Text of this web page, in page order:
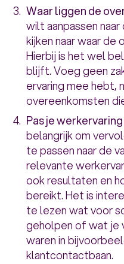
Waar liggen de
wilt aanpassen
kijken naar waar de
Hierbij is het wel
blijft. Voeg geen
ervaring mee hebt,
overeenkomsten
Pas je werkervaring
belangrijk om
te passen naar de
relevante
ook resultaten en
bereikt. Het is
te lezen wat voor
geholpen of wat je
waren in
klantcontactbaan.